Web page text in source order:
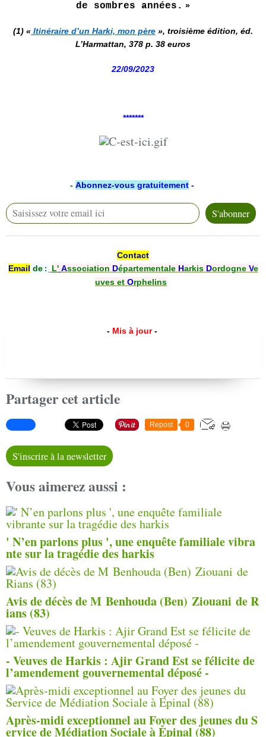
de sombres années. »
(1) « Itinéraire d’un Harki, mon père », troisième édition, éd.
L’Harmattan, 378 p. 38 euros
22/09/2023
*******
- Abonnez-vous gratuitement -
Contact
Email de : L' Association DépartementaleHarkis DordogneVe
uves et Orphelins
- Mis à jour -
Partager cet article
Repost 0
S'inscrire à la newsletter
Vous aimerez aussi :
' N’en parlons plus ', une enquête familiale vibra
nte sur la tragédie des harkis
Avis de décès de M Benhouda (Ben) Ziouani de R
ians (83)
- Veuves de Harkis : Ajir Grand Est se félicite de
l’amendement gouvernemental déposé -
Après-midi exceptionnel au Foyer des jeunes du S
ervice de Médiation Sociale à Epinal (88)